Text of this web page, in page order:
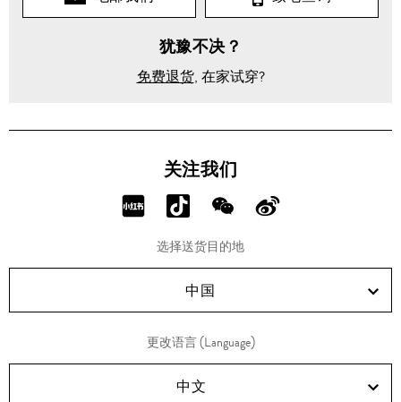
犹豫不决？
免费退货, 在家试穿?
关注我们
分
RED!
分
享
Douyin!
分
享
WeChat!
分
Weibo!
选择送货目的地
中国
更改语言 (Language)
中文